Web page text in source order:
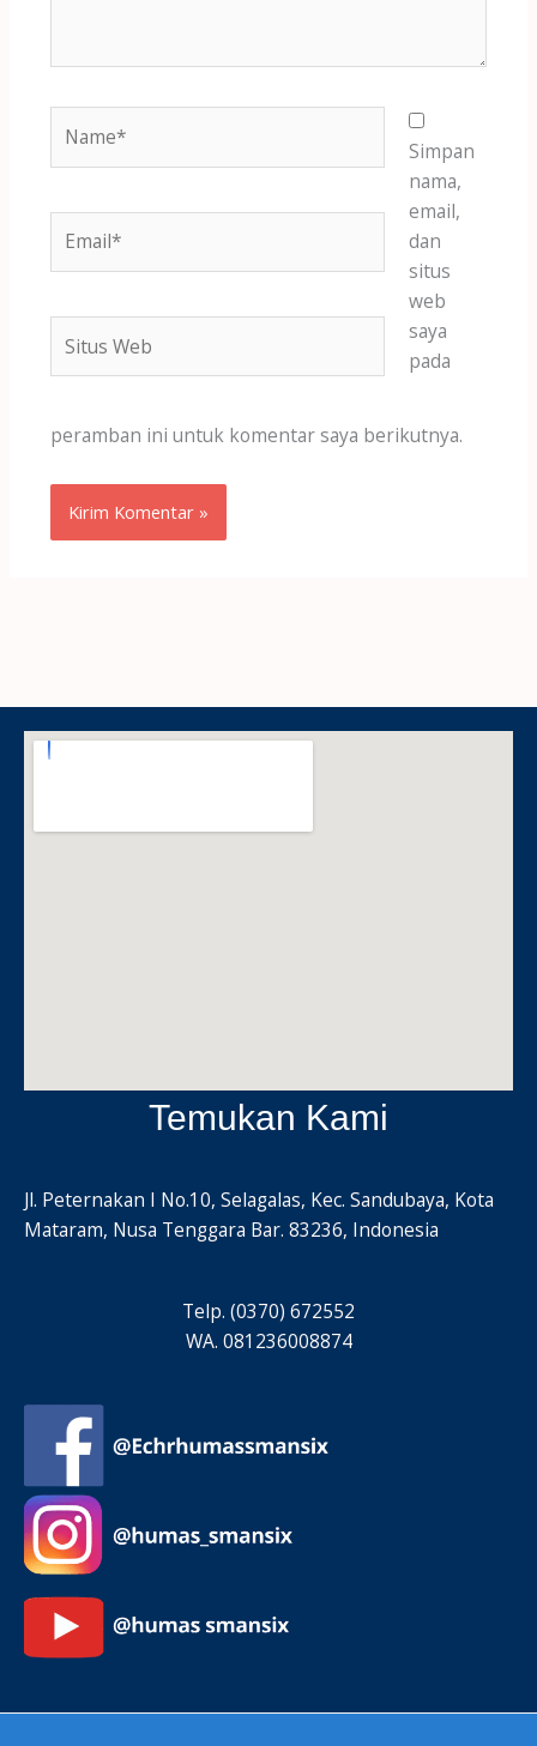
Web
Simpan
nama,
email,
dan
situs
web
saya
pada
peramban ini untuk komentar saya berikutnya.
Temukan Kami
Jl. Peternakan I No.10, Selagalas, Kec. Sandubaya, Kota
Mataram, Nusa Tenggara Bar. 83236, Indonesia
Telp. (0370) 672552
WA. 081236008874